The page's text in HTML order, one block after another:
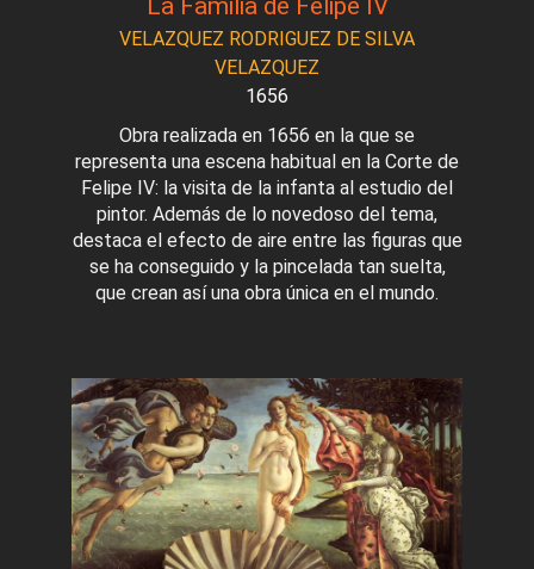
La Familia de Felipe IV
VELAZQUEZ RODRIGUEZ DE SILVA
VELAZQUEZ
1656
Obra realizada en 1656 en la que se
representa una escena habitual en la Corte de
Felipe IV: la visita de la infanta al estudio del
pintor. Además de lo novedoso del tema,
destaca el efecto de aire entre las figuras que
se ha conseguido y la pincelada tan suelta,
que crean así una obra única en el mundo.